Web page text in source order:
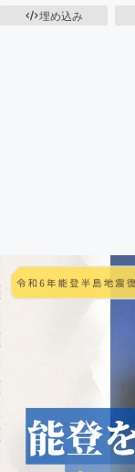
埋め込み